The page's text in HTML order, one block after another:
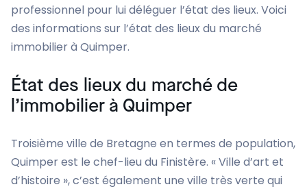
professionnel pour lui déléguer l’état des lieux. Voici
des informations sur l’état des lieux du marché
immobilier à Quimper.
État des lieux du marché de
l’immobilier à Quimper
Troisième ville de Bretagne en termes de population,
Quimper est le chef-lieu du Finistère. « Ville d’art et
d’histoire », c’est également une ville très verte qui